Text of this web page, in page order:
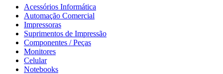
Acessórios Informática
Automação Comercial
Impressoras
Suprimentos de Impressão
Componentes / Peças
Monitores
Celular
Notebooks